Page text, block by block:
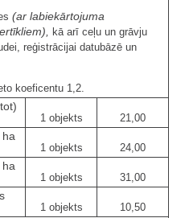
(ar labiekārtojuma
kā arī ceļu un grāvju
reģistrācijai datubāzē un
koeficentu 1,2.
1 objekts 21,00
ha
1 objekts 24,00
ha
1 objekts 31,00
1 objekts 10,50